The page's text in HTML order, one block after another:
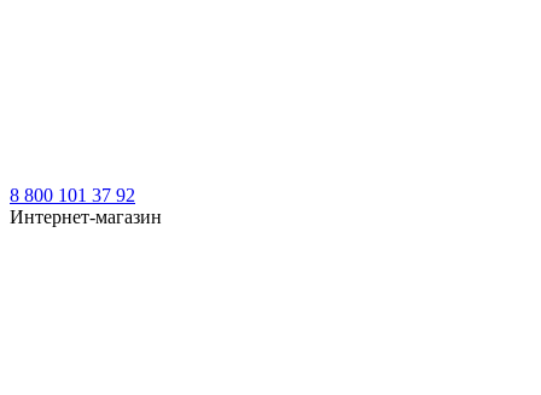
8 800 101 37 92
Интернет-магазин